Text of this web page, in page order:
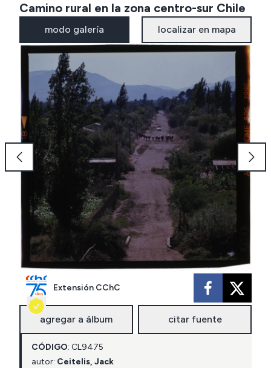
Camino rural en la zona centro-sur Chile
modo galería localizar en mapa
Extensión CChC
agregar a álbum citar fuente
CÓDIGO: CL9475
autor: Ceitelis, Jack